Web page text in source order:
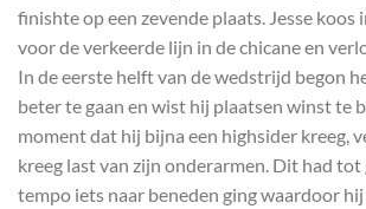
finishte op een zevende plaats. Jesse koos
voor de verkeerde lijn in de chicane en
In de eerste helft van de wedstrijd begon
beter te gaan en wist hij plaatsen winst te
moment dat hij bijna een highsider kreeg,
kreeg last van zijn onderarmen. Dit had
tempo iets naar beneden ging waardoor